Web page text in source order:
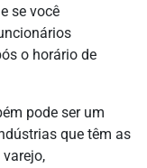
se você
o horário de
pode ser um
que têm as